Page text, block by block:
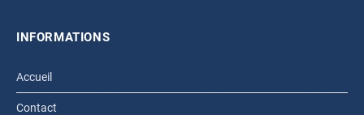
INFORMATIONS
Accueil
Contact